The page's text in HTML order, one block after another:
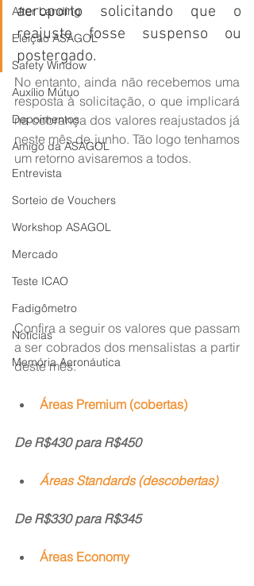
After Landing
Eleição ASAGOL
Safety Window
Auxílio Mútuo
Depoimentos
Amigo da ASAGOL
Entrevista
Sorteio de Vouchers
Workshop ASAGOL
Mercado
Teste ICAO
Fadigômetro
Notícias
Memória Aeronáutica
aeroporto solicitando que o
reajuste fosse suspenso ou
postergado.
No entanto, ainda não recebemos uma
resposta à solicitação, o que implicará
na cobrança dos valores reajustados já
neste mês de junho. Tão logo tenhamos
um retorno avisaremos a todos.
Confira a seguir os valores que passam
a ser cobrados dos mensalistas a partir
deste mês:
Áreas Premium (cobertas)
De R$430 para R$450
Áreas Standards (descobertas)
De R$330 para R$345
Áreas Economy